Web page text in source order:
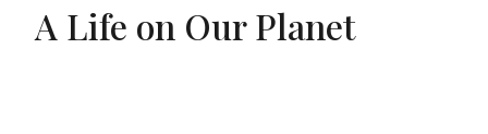
A Life on Our Planet